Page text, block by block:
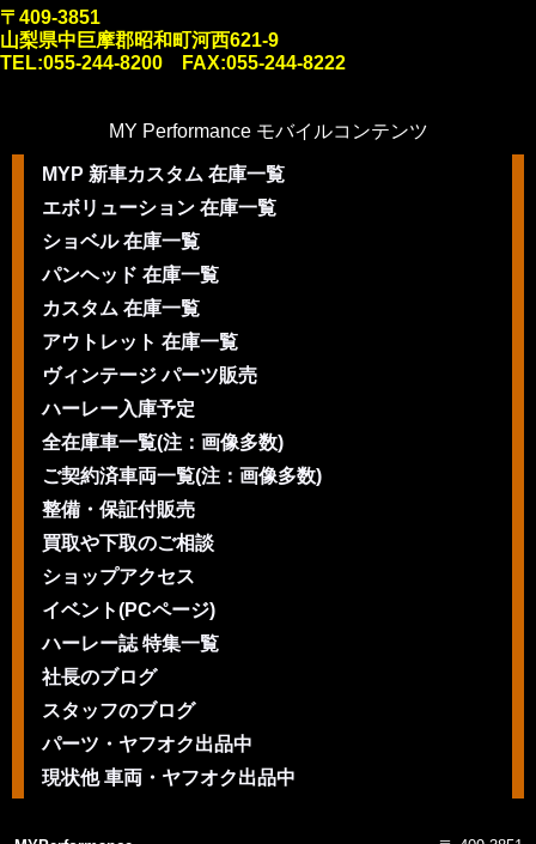
〒409-3851
山梨県中巨摩郡昭和町河西621-9
TEL:055-244-8200 FAX:055-244-8222
MY Performance モバイルコンテンツ
MYP 新車カスタム 在庫一覧
エボリューション 在庫一覧
ショベル 在庫一覧
パンヘッド 在庫一覧
カスタム 在庫一覧
アウトレット 在庫一覧
ヴィンテージ パーツ販売
ハーレー入庫予定
全在庫車一覧(注：画像多数)
ご契約済車両一覧(注：画像多数)
整備・保証付販売
買取や下取のご相談
ショップアクセス
イベント(PCページ)
ハーレー誌 特集一覧
社長のブログ
スタッフのブログ
パーツ・ヤフオク出品中
現状他 車両・ヤフオク出品中